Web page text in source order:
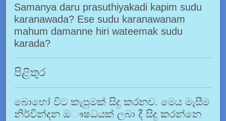
Samanya daru prasuthiyakadi kapim sudu
karanawada? Ese sudu karanawanam
mahum damanne hiri wateemak sudu
karada?
පිළිතුර
බොහෝ විට කැපුමක් සිදු කරනව. මෙය මැසීම
නිර්වින්දන ඔෟෂධයක් ලබා දී සිදු කරන්නෙ